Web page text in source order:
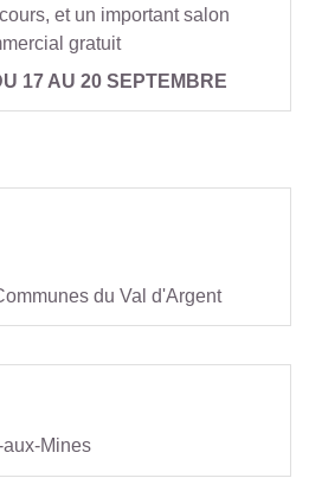
et un important salon
gratuit
17 AU 20 SEPTEMBRE
du Val d'Argent
Mines